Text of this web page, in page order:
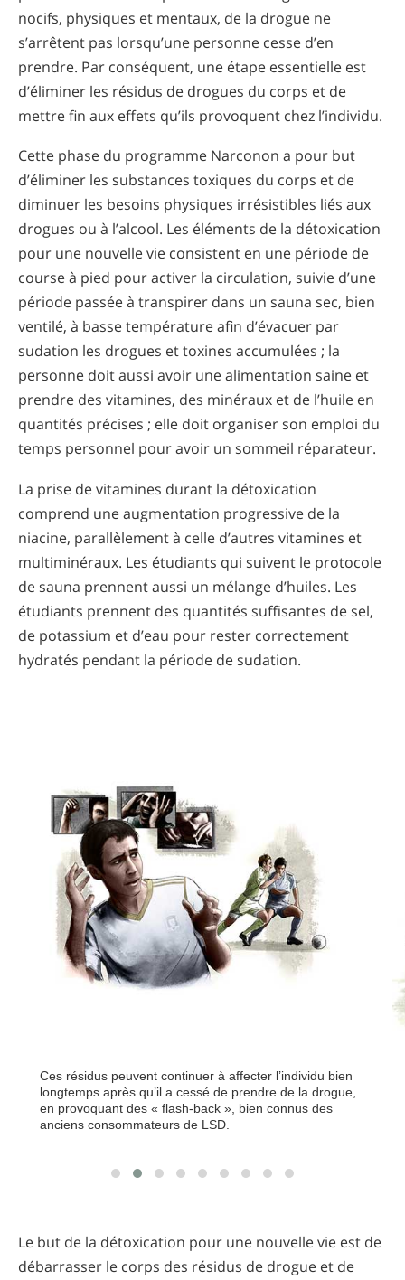
nocifs, physiques et mentaux, de la drogue ne
s’arrêtent pas lorsqu’une personne cesse d’en
prendre. Par conséquent, une étape essentielle est
d’éliminer les résidus de drogues du corps et de
mettre fin aux effets qu’ils provoquent chez l’individu.
Cette phase du programme Narconon a pour but
d’éliminer les substances toxiques du corps et de
diminuer les besoins physiques irrésistibles liés aux
drogues ou à l’alcool. Les éléments de la détoxication
pour une nouvelle vie consistent en une période de
course à pied pour activer la circulation, suivie d’une
période passée à transpirer dans un sauna sec, bien
ventilé, à basse température afin d’évacuer par
sudation les drogues et toxines accumulées ; la
personne doit aussi avoir une alimentation saine et
prendre des vitamines, des minéraux et de l’huile en
quantités précises ; elle doit organiser son emploi du
temps personnel pour avoir un sommeil réparateur.
La prise de vitamines durant la détoxication
comprend une augmentation progressive de la
niacine, parallèlement à celle d’autres vitamines et
multiminéraux. Les étudiants qui suivent le protocole
de sauna prennent aussi un mélange d’huiles. Les
étudiants prennent des quantités suffisantes de sel,
de potassium et d’eau pour rester correctement
hydratés pendant la période de sudation.
Ces résidus peuvent continuer à affecter l’individu bien
longtemps après qu’il a cessé de prendre de la drogue,
en provoquant des « flash-back », bien connus des
anciens consommateurs de LSD.
Le but de la détoxication pour une nouvelle vie est de
débarrasser le corps des résidus de drogue et de